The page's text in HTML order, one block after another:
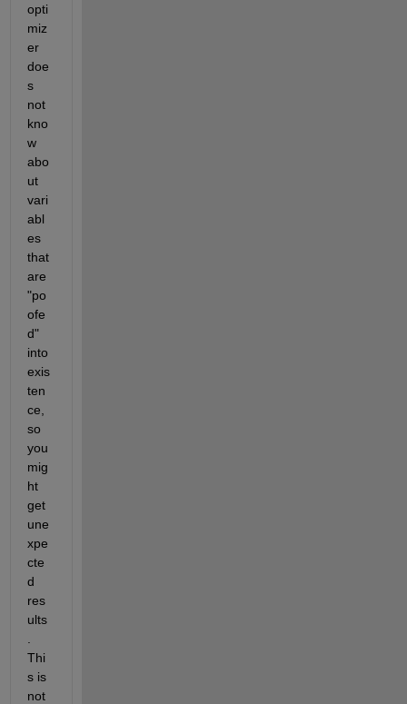
opti
miz
er
doe
s
not
kno
w
abo
ut
vari
abl
es
that
are
"po
ofe
d"
into
exis
ten
ce,
so
you
mig
ht
get
une
xpe
cte
d
res
ults
Thi
s is
not